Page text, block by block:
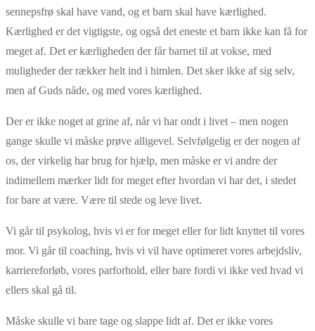
sennepsfrø skal have vand, og et barn skal have kærlighed.
Kærlighed er det vigtigste, og også det eneste et barn ikke kan få for
meget af. Det er kærligheden der får barnet til at vokse, med
muligheder der rækker helt ind i himlen. Det sker ikke af sig selv,
men af Guds nåde, og med vores kærlighed.
Der er ikke noget at grine af, når vi har ondt i livet – men nogen
gange skulle vi måske prøve alligevel. Selvfølgelig er der nogen af
os, der virkelig har brug for hjælp, men måske er vi andre der
indimellem mærker lidt for meget efter hvordan vi har det, i stedet
for bare at være. Være til stede og leve livet.
Vi går til psykolog, hvis vi er for meget eller for lidt knyttet til vores
mor. Vi går til coaching, hvis vi vil have optimeret vores arbejdsliv,
karriereforløb, vores parforhold, eller bare fordi vi ikke ved hvad vi
ellers skal gå til.
Måske skulle vi bare tage og slappe lidt af. Det er ikke vores